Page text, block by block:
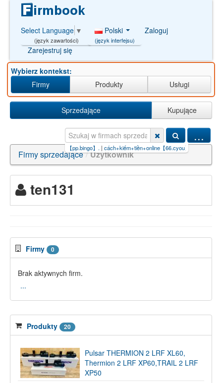
Select Language ▼
(język zawartości)
Polski
(język interfejsu)
Zaloguj
Zarejestruj się
Wybierz kontekst:
Firmy
Produkty Usługi
Sprzedające Kupujące
...
akun pro thailand.com【pp.bingo】.| cách+kiếm+tiền+online【66.cyou】.p
Firmy sprzedające / Użytkownik
ten131
Firmy 0
Brak aktywnych firm.
...
Produkty 20
Pulsar THERMION 2 LRF XL60,
Thermion 2 LRF XP60,TRAIL 2 LRF
XP50